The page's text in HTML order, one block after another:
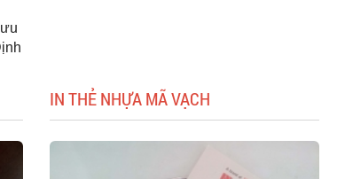
IN THẺ NHỰA MÃ VẠCH